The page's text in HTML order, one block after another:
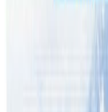
कोठा जलेपछि ती जोडी
काेराेनाले समस्या
घटनास्थलमा एनआरएनए
पीडितलाई भेट्न